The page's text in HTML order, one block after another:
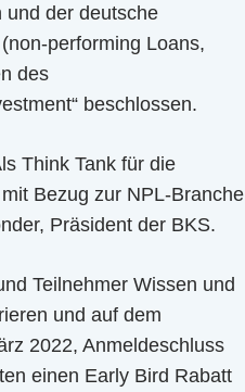
und der deutsche
performing Loans,
des
beschlossen.
Think Tank für die
Bezug zur NPL-Branche
Präsident der BKS.
Teilnehmer Wissen und
und auf dem
2022, Anmeldeschluss
einen Early Bird Rabatt